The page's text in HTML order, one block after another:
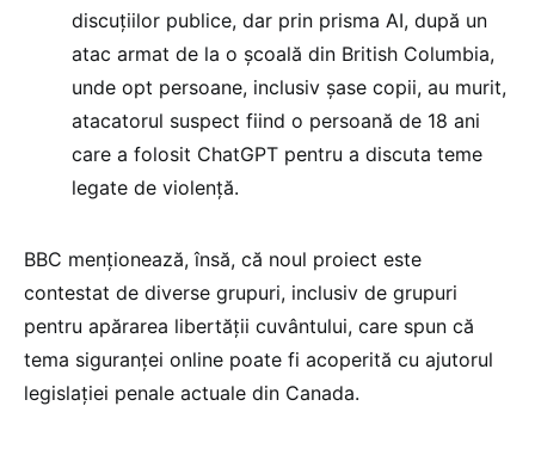
discuțiilor publice, dar prin prisma AI, după un
atac armat de la o școală din British Columbia,
unde opt persoane, inclusiv șase copii, au murit,
atacatorul suspect fiind o persoană de 18 ani
care a folosit ChatGPT pentru a discuta teme
legate de violență.
BBC menționează, însă, că noul proiect este
contestat de diverse grupuri, inclusiv de grupuri
pentru apărarea libertății cuvântului, care spun că
tema siguranței online poate fi acoperită cu ajutorul
legislației penale actuale din Canada.